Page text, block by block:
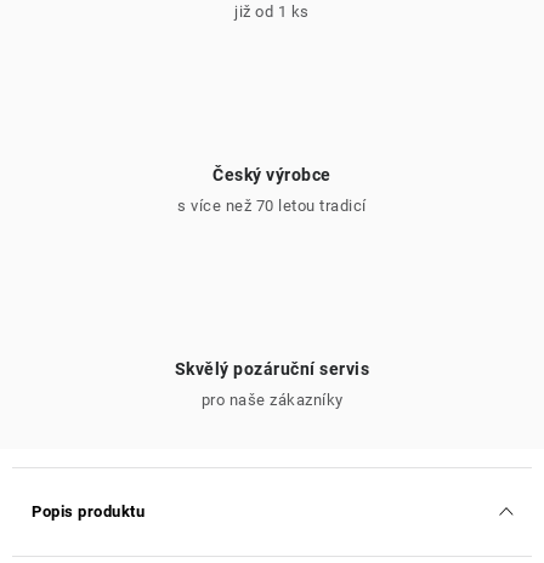
již od 1 ks
Český výrobce
s více než 70 letou tradicí
Skvělý pozáruční servis
pro naše zákazníky
Popis produktu